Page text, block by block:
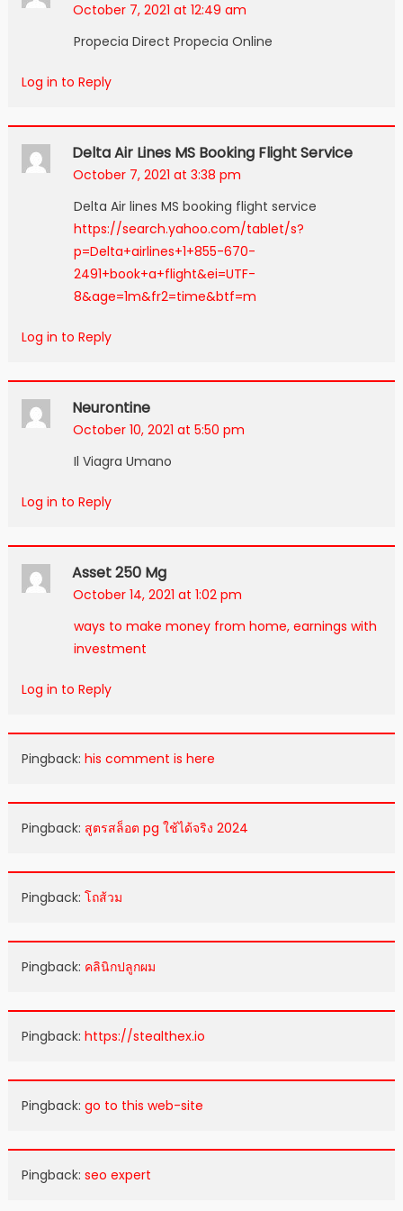
October 7, 2021 at 12:49 am
Propecia Direct Propecia Online
Log in to Reply
Delta Air Lines MS Booking Flight Service
October 7, 2021 at 3:38 pm
Delta Air lines MS booking flight service
https://search.yahoo.com/tablet/s?
p=Delta+airlines+1+855-670-
2491+book+a+flight&ei=UTF-
8&age=1m&fr2=time&btf=m
Log in to Reply
Neurontine
October 10, 2021 at 5:50 pm
Il Viagra Umano
Log in to Reply
Asset 250 Mg
October 14, 2021 at 1:02 pm
ways to make money from home, earnings with
investment
Log in to Reply
Pingback: his comment is here
Pingback: สูตรสล็อต pg ใช้ได้จริง 2024
Pingback: โถส้วม
Pingback: คลินิกปลูกผม
Pingback: https://stealthex.io
Pingback: go to this web-site
Pingback: seo expert